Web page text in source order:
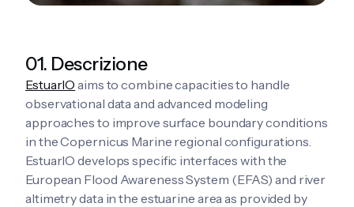
01. Descrizione
EstuarIO aims to combine capacities to handle
observational data and advanced modeling
approaches to improve surface boundary conditions
in the Copernicus Marine regional configurations.
EstuarIO develops specific interfaces with the
European Flood Awareness System (EFAS) and river
altimetry data in the estuarine area as provided by